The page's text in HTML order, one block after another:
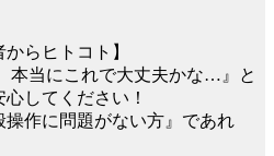
からヒトコト】
本当にこれで大丈夫かな…』と
してください！
操作に問題がない方』であれ